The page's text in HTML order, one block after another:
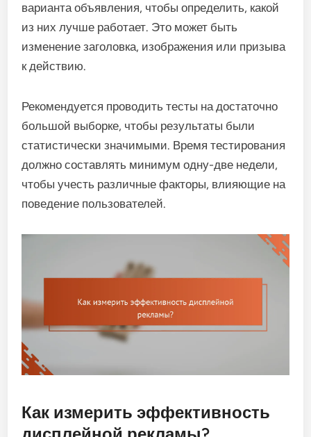
варианта объявления, чтобы определить, какой
из них лучше работает. Это может быть
изменение заголовка, изображения или призыва
к действию.
Рекомендуется проводить тесты на достаточно
большой выборке, чтобы результаты были
статистически значимыми. Время тестирования
должно составлять минимум одну-две недели,
чтобы учесть различные факторы, влияющие на
поведение пользователей.
Как измерить эффективность